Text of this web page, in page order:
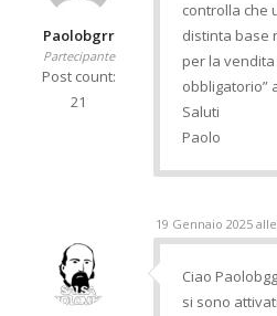
Paolobgrr
Partecipante
Post count:
21
controlla che
distinta base
per la
obbligatorio”
Saluti
Paolo
19 Gennaio 2025 alle
Ciao
si sono